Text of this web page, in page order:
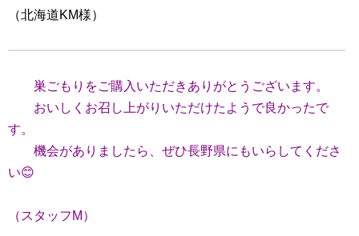
（北海道KM様）
巣ごもりをご購入いただきありがとうございます。
おいしくお召し上がりいただけたようで良かったで
す。
機会がありましたら、ぜひ長野県にもいらしてくださ
い😊
（スタッフM）